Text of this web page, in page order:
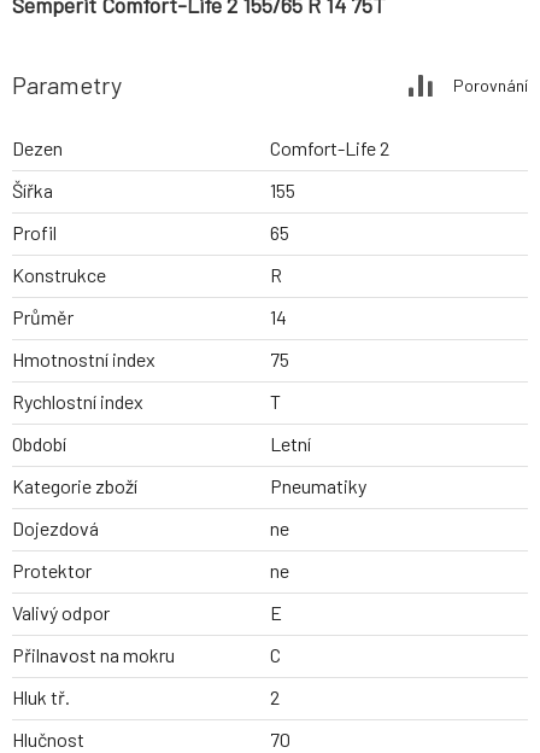
Parametry Porovnání
Dezen
Comfort-Life 2
Šířka
155
Profil
65
Konstrukce
R
Průměr
14
Hmotnostní index
75
Rychlostní index
T
Období
Letní
Kategorie zboží
Pneumatiky
Dojezdová
ne
Protektor
ne
Valivý odpor
E
Přilnavost na mokru
C
Hluk tř.
2
Hlučnost
70